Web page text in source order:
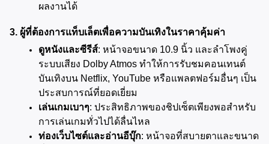
ผลงานได้
3. ผู้ที่ต้องการแท็บเล็ตเพื่อความบันเทิงในราคาคุ้มค่า
ดูหนังและซีรีส์: หน้าจอขนาด 10.9 นิ้ว และลำโพงคู่
ระบบเสียง Dolby Atmos ทำให้การรับชมคอนเทนต์
บันเทิงบน Netflix, YouTube หรือแพลตฟอร์มอื่นๆ เป็น
ประสบการณ์ที่ยอดเยี่ยม
เล่นเกมเบาๆ: ประสิทธิภาพของชิปเซ็ตเพียงพอสำหรับ
การเล่นเกมทั่วไปได้ลื่นไหล
ท่องเว็บไซต์และอ่านอีบุ๊ก: หน้าจอที่สบายตาและขนาด